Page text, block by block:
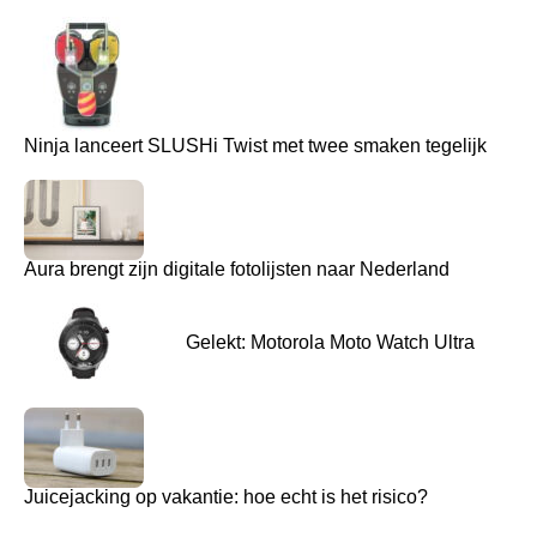
Ninja lanceert SLUSHi Twist met twee smaken tegelijk
Aura brengt zijn digitale fotolijsten naar Nederland
Gelekt: Motorola Moto Watch Ultra
Juicejacking op vakantie: hoe echt is het risico?